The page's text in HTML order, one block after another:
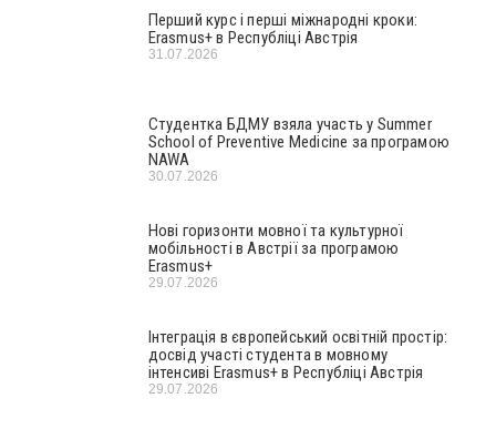
Перший курс і перші міжнародні кроки:
Erasmus+ в Республіці Австрія
31.07.2026
Студентка БДМУ взяла участь у Summer
School of Preventive Medicine за програмою
NAWA
30.07.2026
Нові горизонти мовної та культурної
мобільності в Австрії за програмою
Erasmus+
29.07.2026
Інтеграція в європейський освітній простір:
досвід участі студента в мовному
інтенсиві Erasmus+ в Республіці Австрія
29.07.2026